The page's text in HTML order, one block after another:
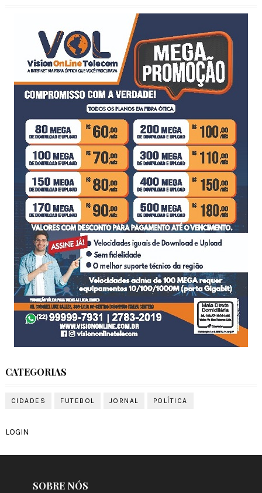
CATEGORIAS
CIDADES FUTEBOL JORNAL POLÍTICA
LOGIN
SOBRE NÓS